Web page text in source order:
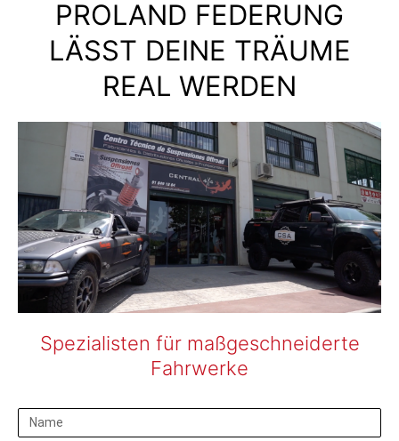
PROLAND FEDERUNG
LÄSST DEINE TRÄUME
REAL WERDEN
Spezialisten für maßgeschneiderte
Fahrwerke